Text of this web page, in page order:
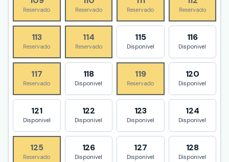
Reservado Reservado Reservado Reservado
113
Reservado
114
Reservado
115
Disponivel
116
Disponivel
117
Reservado
118
Disponivel
119
Reservado
120
Disponivel
121
Disponivel
122
Disponivel
123
Disponivel
124
Disponivel
125
Reservado
126
Disponivel
127
Disponivel
128
Disponivel